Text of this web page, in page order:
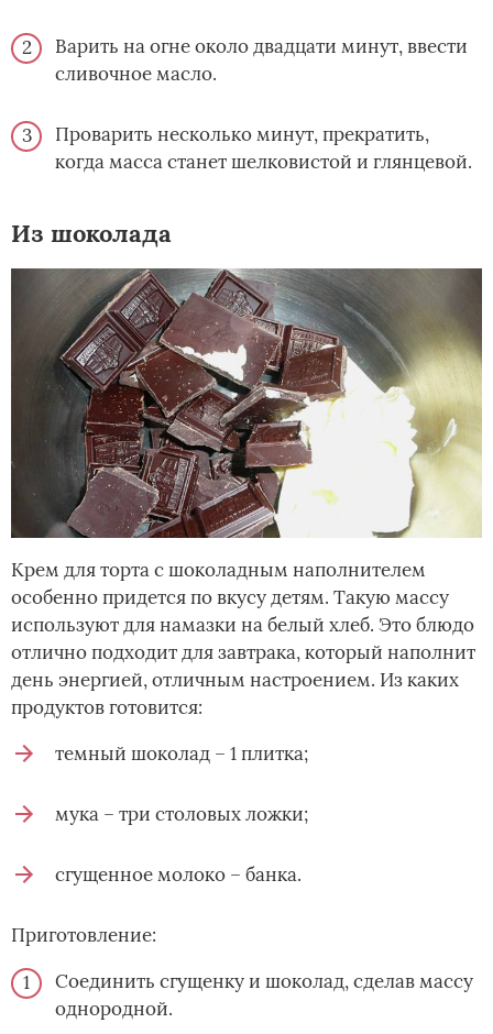
Варить на огне около двадцати минут, ввести
сливочное масло.
Проварить несколько минут, прекратить,
когда масса станет шелковистой и глянцевой.
Из шоколада
Крем для торта с шоколадным наполнителем
особенно придется по вкусу детям. Такую массу
используют для намазки на белый хлеб. Это блюдо
отлично подходит для завтрака, который наполнит
день энергией, отличным настроением. Из каких
продуктов готовится:
темный шоколад – 1 плитка;
мука – три столовых ложки;
сгущенное молоко – банка.
Приготовление:
Соединить сгущенку и шоколад, сделав массу
однородной.